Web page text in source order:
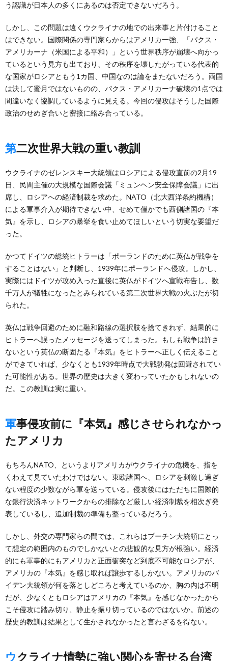
う認識が日本人の多くにあるのは否定できないだろう。
しかし、この問題は遠くウクライナの地での出来事と片付けること
はできない。国際関係の専門家らからはアメリカ一強、「パクス・
アメリカーナ（米国による平和）」という世界秩序が崩壊へ向かっ
ているという見方も出ており、その秩序を壊したがっている代表的
な国家がロシアともう1カ国、中国なのは論をまたないだろう。両国
は決して蜜月ではないものの、パクス・アメリカーナ破壊の1点では
間違いなく協調しているように見える。今回の侵攻はそうした国際
政治のせめぎ合いと密接に絡み合っている。
第二次世界大戦の重い教訓
ウクライナのゼレンスキー大統領はロシアによる侵攻直前の2月19
日、民間主催の大規模な国際会議「ミュンヘン安全保障会議」に出
席し、ロシアへの経済制裁を求めた。NATO（北大西洋条約機構）
による軍事介入が期待できない中、せめて僅かでも西側諸国の『本
気』を示し、ロシアの暴挙を食い止めてほしいという切実な要望だ
った。
かつてドイツの総統ヒトラーは「ポーランドのために英仏が戦争を
することはない」と判断し、1939年にポーランドへ侵攻。しかし、
実際にはドイツが攻め入った直後に英仏がドイツへ宣戦布告し、数
千万人が犠牲になったとみられている第二次世界大戦の火ぶたが切
られた。
英仏は戦争回避のために融和路線の選択肢を捨てきれず、結果的に
ヒトラーへ誤ったメッセージを送ってしまった。もしも戦争は許さ
ないという英仏の断固たる『本気』をヒトラーへ正しく伝えること
ができていれば、少なくとも1939年時点で大戦勃発は回避されてい
た可能性がある。世界の歴史は大きく変わっていたかもしれないの
だ。この教訓は実に重い。
軍事侵攻前に『本気』感じさせられなかっ
たアメリカ
もちろんNATO、というよりアメリカがウクライナの危機を、指を
くわえて見ていたわけではない。東欧諸国へ、ロシアを刺激し過ぎ
ない程度の少数ながら軍を送っている。侵攻後にはただちに国際的
な銀行決済ネットワークからの排除など厳しい経済制裁を相次ぎ発
表しているし、追加制裁の準備も整っているだろう。
しかし、外交の専門家らの間では、これらはプーチン大統領にとっ
て想定の範囲内のものでしかないとの悲観的な見方が根強い。経済
的にも軍事的にもアメリカと正面衝突など到底不可能なロシアが、
アメリカの『本気』を感じ取れば譲歩するしかない。アメリカのバ
イデン大統領が何を落としどころと考えているのか、胸の内は不明
だが、少なくともロシアはアメリカの『本気』を感じなかったから
こそ侵攻に踏み切り、静止を振り切っているのではないか。前述の
歴史的教訓は結果として生かされなかったと言わざるを得ない。
ウクライナ情勢に強い関心を寄せる台湾